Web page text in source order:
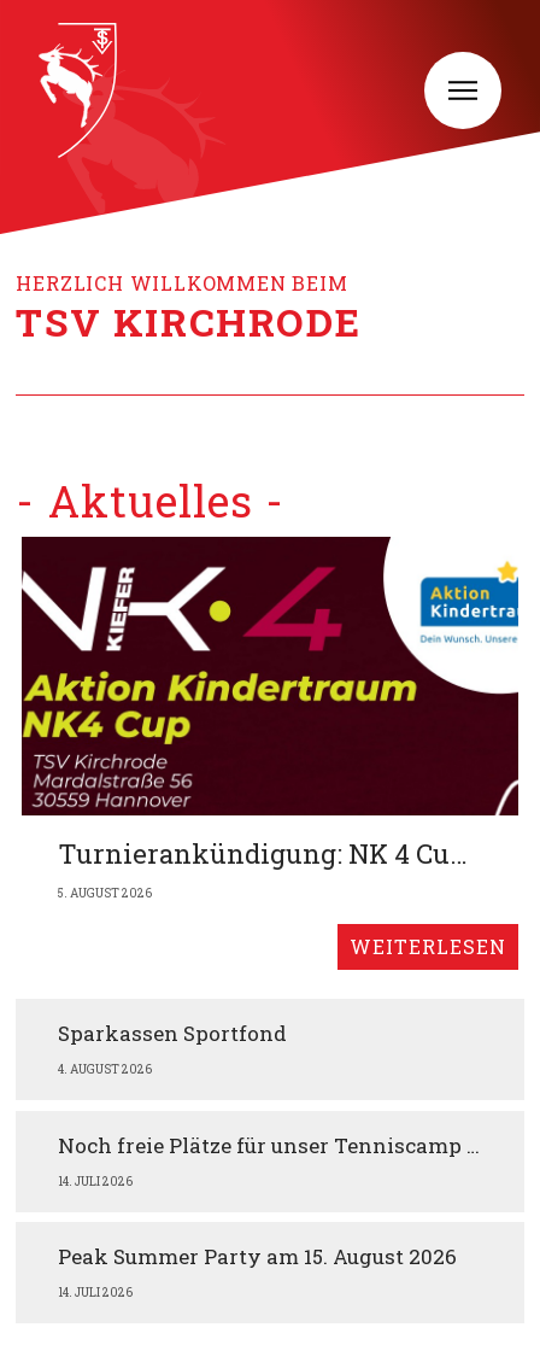
HERZLICH WILLKOMMEN BEIM
TSV KIRCHRODE
- Aktuelles -
Turnierankündigung: NK 4 Cup am 13.9. auf unserer Anlage
5. AUGUST 2026
Sparkassen Sportfond
4. AUGUST 2026
Noch freie Plätze für unser Tenniscamp im August
14. JULI 2026
Peak Summer Party am 15. August 2026
14. JULI 2026